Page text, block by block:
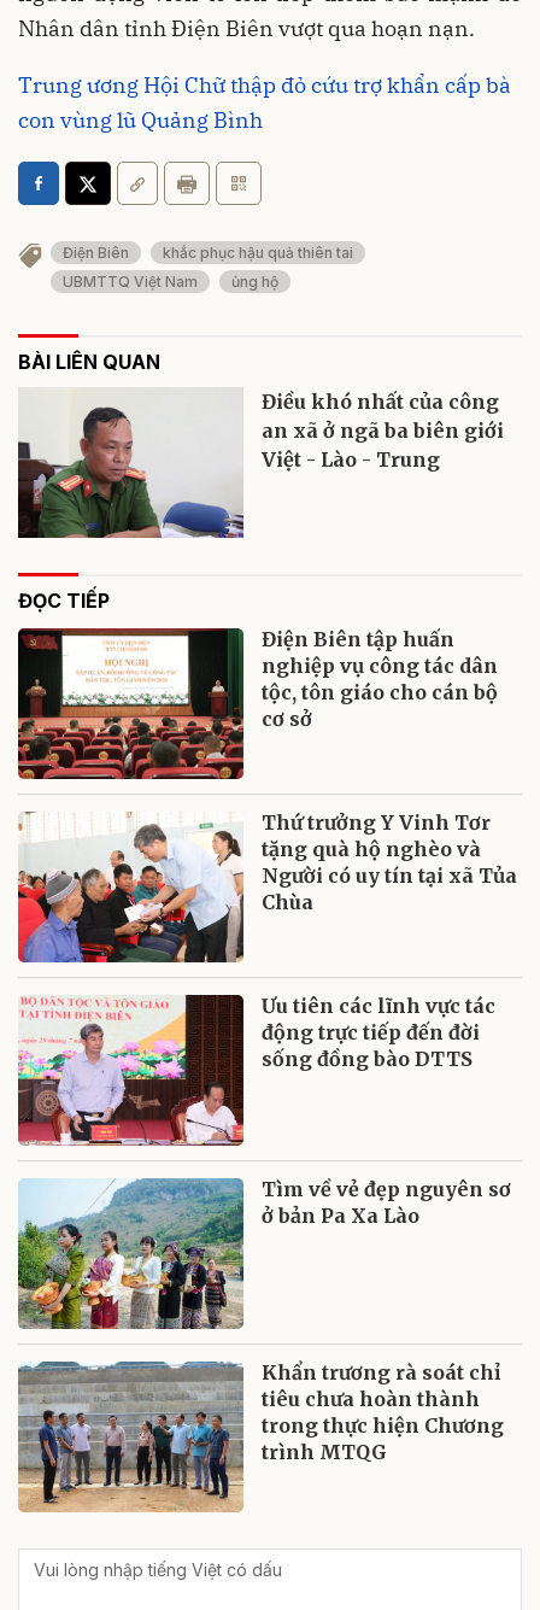
Nhân dân tỉnh Điện Biên vượt qua hoạn nạn.
Trung ương Hội Chữ thập đỏ cứu trợ khẩn cấp bà
con vùng lũ Quảng Bình
Điện Biên
khắc phục hậu quả thiên tai
UBMTTQ Việt Nam
ủng hộ
BÀI LIÊN QUAN
Điều khó nhất của công
an xã ở ngã ba biên giới
Việt - Lào - Trung
ĐỌC TIẾP
Điện Biên tập huấn
nghiệp vụ công tác dân
tộc, tôn giáo cho cán bộ
cơ sở
Thứ trưởng Y Vinh Tơr
tặng quà hộ nghèo và
Người có uy tín tại xã Tủa
Chùa
Ưu tiên các lĩnh vực tác
động trực tiếp đến đời
sống đồng bào DTTS
Tìm về vẻ đẹp nguyên sơ
ở bản Pa Xa Lào
Khẩn trương rà soát chỉ
tiêu chưa hoàn thành
trong thực hiện Chương
trình MTQG